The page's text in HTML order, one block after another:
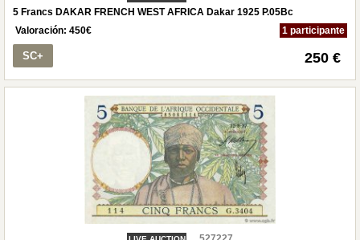
5 Francs DAKAR FRENCH WEST AFRICA Dakar 1925 P.05Bc
Valoración: 450€ 1 participante
SC+ 250 €